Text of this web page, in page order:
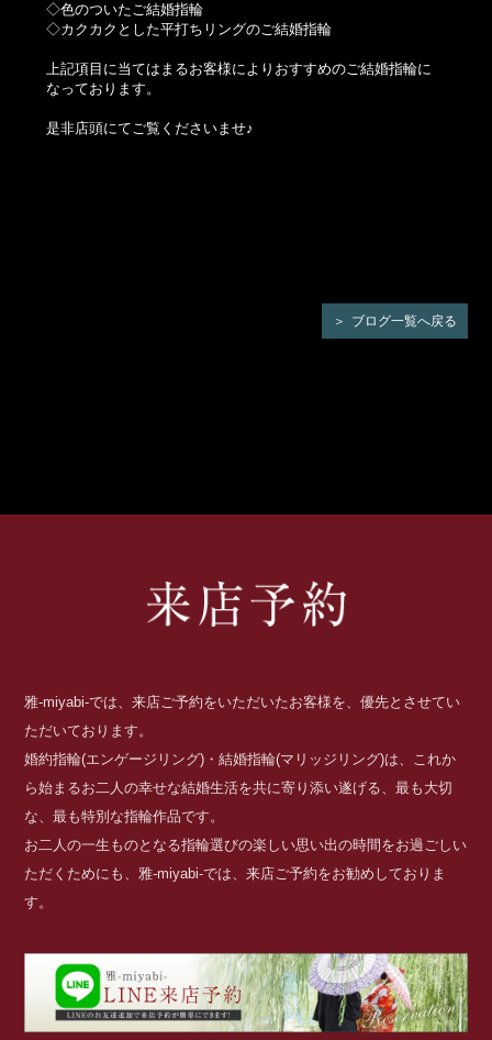
◇色のついたご結婚指輪
◇カクカクとした平打ちリングのご結婚指輪
上記項目に当てはまるお客様によりおすすめのご結婚指輪に
なっております。
是非店頭にてご覧くださいませ♪
ブログ一覧へ戻る
雅-miyabi-では、来店ご予約をいただいたお客様を、優先とさせてい
ただいております。
婚約指輪(エンゲージリング)・結婚指輪(マリッジリング)は、これか
ら始まるお二人の幸せな結婚生活を共に寄り添い遂げる、最も大切
な、最も特別な指輪作品です。
お二人の一生ものとなる指輪選びの楽しい思い出の時間をお過ごしい
ただくためにも、雅-miyabi-では、来店ご予約をお勧めしておりま
す。